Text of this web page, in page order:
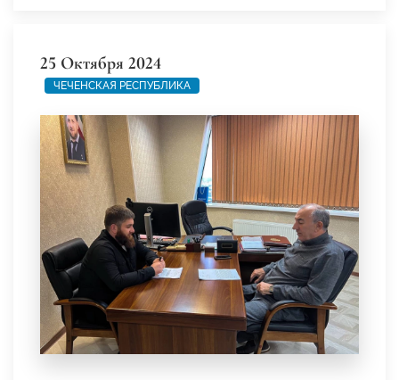
25 Октября 2024
ЧЕЧЕНСКАЯ РЕСПУБЛИКА